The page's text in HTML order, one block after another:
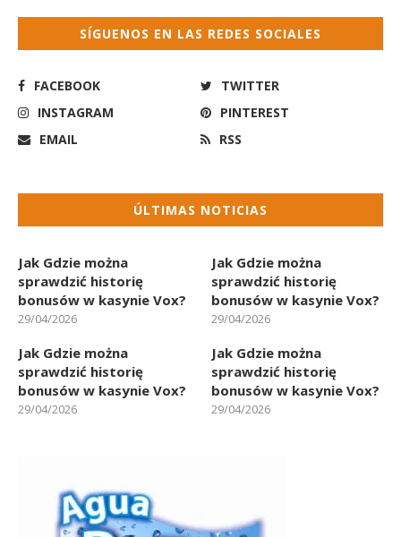
SÍGUENOS EN LAS REDES SOCIALES
FACEBOOK
TWITTER
INSTAGRAM
PINTEREST
EMAIL
RSS
ÚLTIMAS NOTICIAS
Jak Gdzie można
sprawdzić historię
bonusów w kasynie Vox?
29/04/2026
Jak Gdzie można
sprawdzić historię
bonusów w kasynie Vox?
29/04/2026
Jak Gdzie można
sprawdzić historię
bonusów w kasynie Vox?
29/04/2026
Jak Gdzie można
sprawdzić historię
bonusów w kasynie Vox?
29/04/2026